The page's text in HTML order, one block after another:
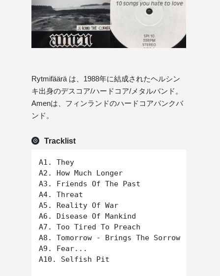
Rytmifäärä は、1988年に結成されたヘルシン
キ出身のデスコア/ハードコア/メタルバンド。
Amenは、フィンランドのハードコアパンクバ
ンド。
Tracklist
A1. They
A2. How Much Longer
A3. Friends Of The Past
A4. Threat
A5. Reality Of War
A6. Disease Of Mankind
A7. Too Tired To Preach
A8. Tomorrow - Brings The Sorrow
A9. Fear...
A10. Selfish Pit